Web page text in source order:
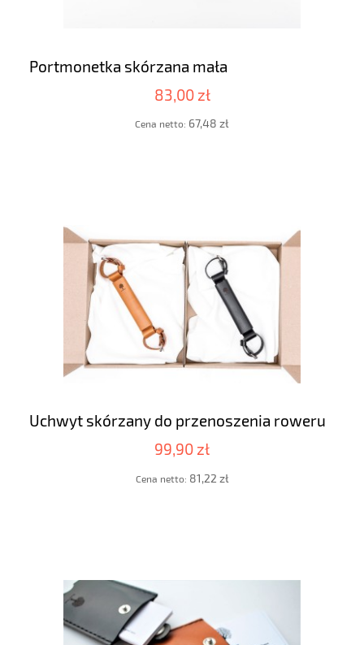
Portmonetka skórzana mała
83,00 zł
Cena netto: 67,48 zł
Uchwyt skórzany do przenoszenia roweru
99,90 zł
Cena netto: 81,22 zł